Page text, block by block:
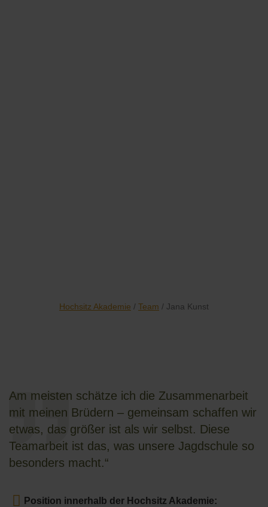
Hochsitz Akademie / Team / Jana Kunst
Am meisten schätze ich die Zusammenarbeit
mit meinen Brüdern – gemeinsam schaffen wir
etwas, das größer ist als wir selbst. Diese
Teamarbeit ist das, was unsere Jagdschule so
besonders macht.“
Position innerhalb der Hochsitz Akademie: